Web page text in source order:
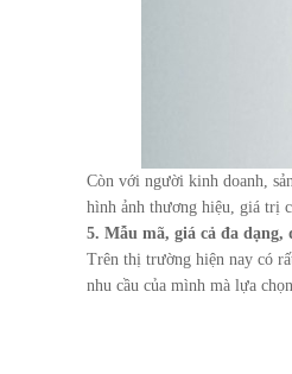
Còn với người kinh doanh,
hình ảnh thương hiệu, giá trị
5. Mẫu mã, giá cả đa dạng,
Trên thị trường hiện nay có
nhu cầu của mình mà lựa